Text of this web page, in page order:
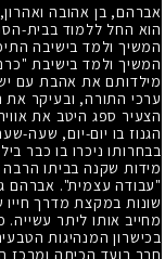
אברהם, בן אהובה
הוא החל ללמוד בבית-
המשיך ולמד בישיבה
המשיך ולמד בישיבת
מילדותם את אהבת עם
ערכי התורה, ובעיקר
הצעיר ספג היטב את
הגנוז בו יום-יום, שעה-
בבחרותו ניכרו בו כבר
מידות שקנה בביתו
"עבודה עצמית". אברהם
שונות במקצת מדרך
מחייב אותו ליתר
בכישרון המנהיגות
חבר בועד הכיתה ומרכז